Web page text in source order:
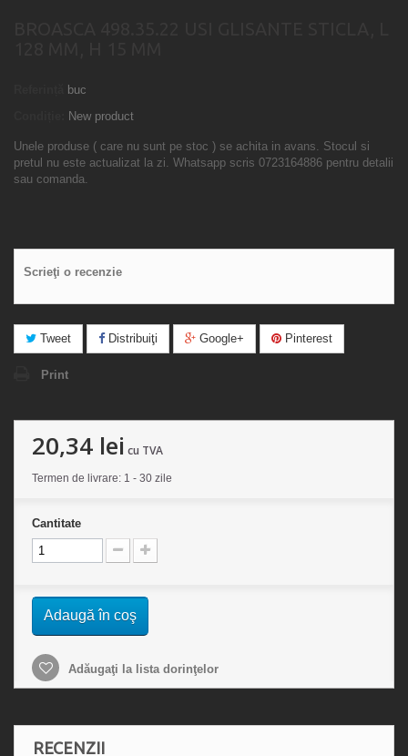
buc
New product
Unele produse ( care nu sunt pe stoc ) se achita in avans. Stocul si
pretul nu este actualizat la zi. Whatsapp scris 0723164886 pentru detalii
sau comanda.
Scrieţi o recenzie
Tweet Distribuiţi Google+ Pinterest
Print
20,34 lei cu TVA
Termen de livrare: 1 - 30 zile
Cantitate
Adaugă în coş
Adăugaţi la lista dorinţelor
RECENZII